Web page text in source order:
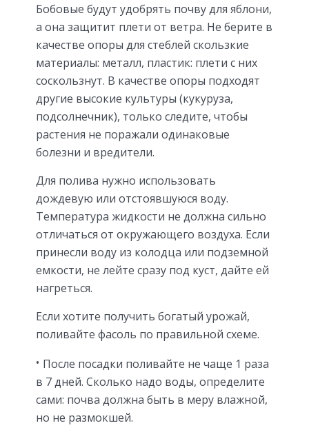
Бобовые будут удобрять почву для яблони,
а она защитит плети от ветра. Не берите в
качестве опоры для стеблей скользкие
материалы: металл, пластик: плети с них
соскользнут. В качестве опоры подходят
другие высокие культуры (кукуруза,
подсолнечник), только следите, чтобы
растения не поражали одинаковые
болезни и вредители.
Для полива нужно использовать
дождевую или отстоявшуюся воду.
Температура жидкости не должна сильно
отличаться от окружающего воздуха. Если
принесли воду из колодца или подземной
емкости, не лейте сразу под куст, дайте ей
нагреться.
Если хотите получить богатый урожай,
поливайте фасоль по правильной схеме.
После посадки поливайте не чаще 1 раза
в 7 дней. Сколько надо воды, определите
сами: почва должна быть в меру влажной,
но не размокшей.